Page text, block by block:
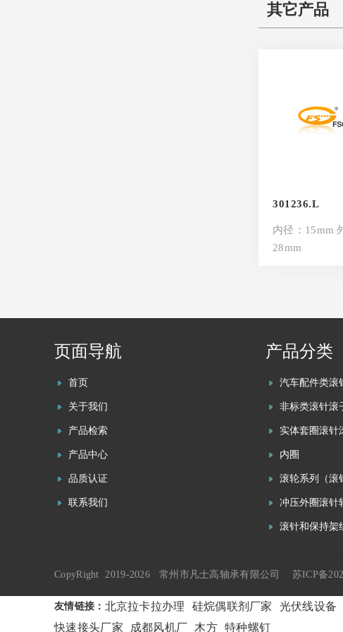
其它产品
301236.L
内径：15mm
28mm
页面导航
首页
关于我们
产品检索
产品中心
品质认证
联系我们
产品分类
汽车配件类滚
非标类滚针滚
实体套圈滚针
内圈
滚轮系列（滚
冲压外圈滚针
滚针和保持架
CopyRight 2019-2026 常州市凡士高轴承有限公司 苏ICP备
友情链接： 北京拉卡拉办理 硅烷偶联剂厂家 光伏线设备
快速接头厂家
成都风机厂 木方 特种螺钉